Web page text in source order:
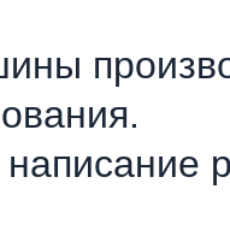
написание